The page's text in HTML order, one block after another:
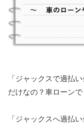
「ジャックスで過払
だけなの？車ローンで
「ジャックスへ過払